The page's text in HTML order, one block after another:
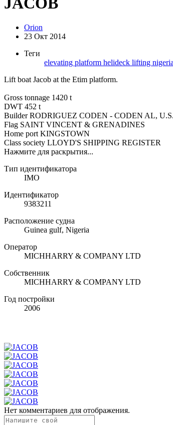
Orion
23 Окт 2014
Теги
elevating platform helideck lifting nigeria
Lift boat Jacob at the Etim platform.
Gross tonnage 1420 t
DWT 452 t
Builder RODRIGUEZ CODEN - CODEN AL,
Flag SAINT VINCENT & GRENADINES
Home port KINGSTOWN
Class society LLOYD'S SHIPPING REGISTER
Нажмите для раскрытия...
Тип идентификатора
IMO
Идентификатор
9383211
Расположение судна
Guinea gulf, Nigeria
Оператор
MICHHARRY & COMPANY LTD
Собственник
MICHHARRY & COMPANY LTD
Год постройки
2006
Нет комментариев для отображения.